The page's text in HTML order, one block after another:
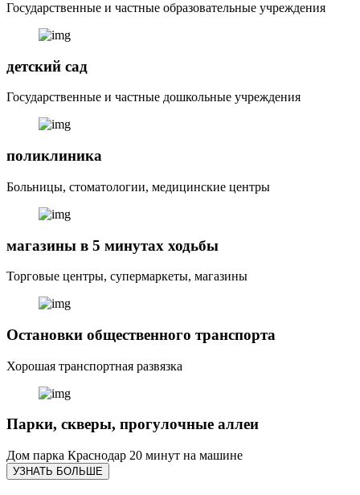
Государственные и частные образовательные учреждения
детский сад
Государственные и частные дошкольные учреждения
поликлиника
Больницы, стоматологии, медицинские центры
магазины в 5 минутах ходьбы
Торговые центры, супермаркеты, магазины
Остановки общественного транспорта
Хорошая транспортная развязка
Парки, скверы, прогулочные аллеи
Дом парка Краснодар 20 минут на машине
УЗНАТЬ БОЛЬШЕ